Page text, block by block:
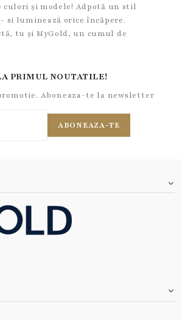
și modele! Adpotă un stil
si luminează orice încăpere.
tu și MyGold, un cumul de
PRIMUL NOUTATILE!
Aboneaza-te la newsletter
ABONEAZA-TE